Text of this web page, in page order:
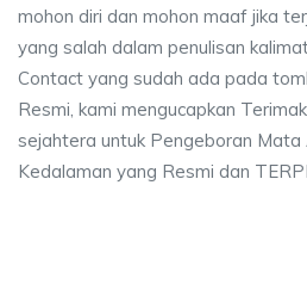
mohon diri dan mohon maaf jika
yang salah dalam penulisan
Contact yang sudah ada pada
Resmi, kami mengucapkan
sejahtera untuk Pengeboran Mata
Kedalaman yang Resmi dan